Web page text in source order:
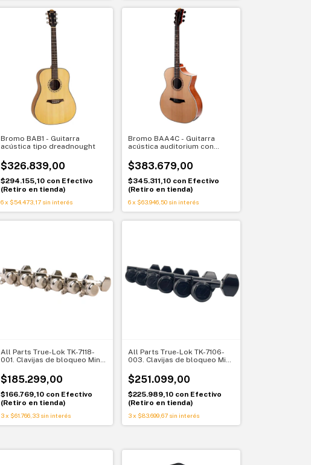
Bromo BAB1 - Guitarra
acústica tipo dreadnought
$326.839,00
$294.155,10 con Efectivo
(Retiro en tienda)
6 x $54.473,17 sin interés
Bromo BAA4C - Guitarra
acústica auditorium con
$383.679,00
$345.311,10 con Efectivo
(Retiro en tienda)
6x $63.946,50 sin interés
All Parts True-Lok TK-7118-
001. Clavijas de bloqueo Mini
estable en níquel
$185.299,00
$166.769,10 con Efectivo
(Retiro en tienda)
3 x $61.766,33 sin interés
All Parts True-Lok TK-7106-
003. Clavijas de bloqueo Mini
Afinación precisa 18:1
$251.099,00
$225.989,10 con Efectivo
(Retiro en tienda)
3x $83.699,67 sin interés